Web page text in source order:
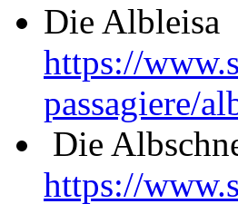
Die Albleisa
https://
passagiere/
Die
https://